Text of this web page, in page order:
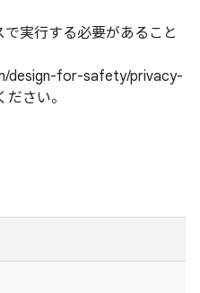
実行する必要があること
design-for-safety/privacy-
さい。